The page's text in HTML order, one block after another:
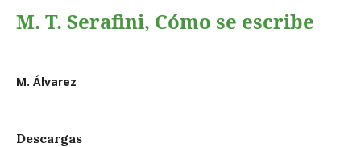
M. T. Serafini, Cómo se escribe
M. Álvarez
Descargas